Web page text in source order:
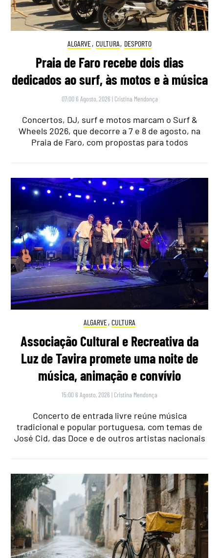
ALGARVE, CULTURA, DESPORTO
Praia de Faro recebe dois dias
dedicados ao surf, às motos e à música
07:00 6 Agosto, 2026 | Cristina Mendonça
Concertos, DJ, surf e motos marcam o Surf &
Wheels 2026, que decorre a 7 e 8 de agosto, na
Praia de Faro, com propostas para todos
ALGARVE, CULTURA
Associação Cultural e Recreativa da
Luz de Tavira promete uma noite de
música, animação e convívio
15:00 6 Agosto, 2026 | Cristina Mendonça
Concerto de entrada livre reúne música
tradicional e popular portuguesa, com temas de
José Cid, das Doce e de outros artistas nacionais